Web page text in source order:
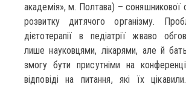
академія», м. Полтава) – соняшникової
розвитку дитячого організму.
дієтотерапії в педіатрії жваво
лише науковцями, лікарями, але й
змогу бути присутніми на
відповіді на питання, які їх